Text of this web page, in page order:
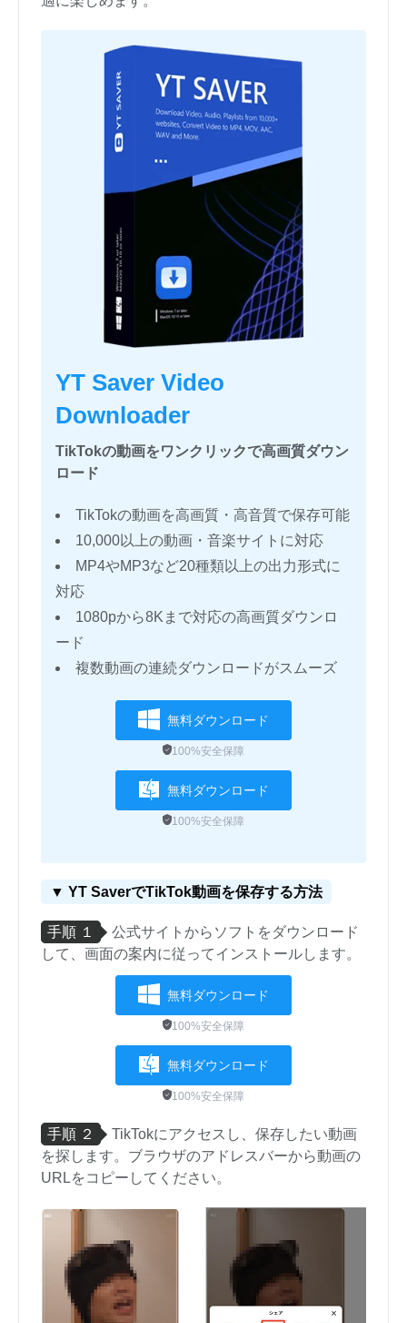
YT Saver Video
Downloader
TikTokの動画をワンクリックで高画質ダウン
ロード
TikTokの動画を高画質・高音質で保存可能
10,000以上の動画・音楽サイトに対応
MP4やMP3など20種類以上の出力形式に
対応
1080pから8Kまで対応の高画質ダウンロ
ード
複数動画の連続ダウンロードがスムーズ
無料ダウンロード
100%安全保障
無料ダウンロード
100%安全保障
▼ YT SaverでTikTok動画を保存する方法
手順 １
公式サイトからソフトをダウンロード
して、画面の案内に従ってインストールします。
無料ダウンロード
100%安全保障
無料ダウンロード
100%安全保障
手順 ２
TikTokにアクセスし、保存したい動画
を探します。ブラウザのアドレスバーから動画の
URLをコピーしてください。